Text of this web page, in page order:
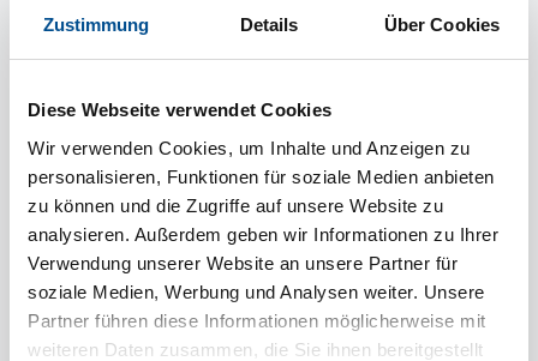
Zustimmung Details Über Cookies
Diese Webseite verwendet Cookies
Wir verwenden Cookies, um Inhalte und Anzeigen zu
personalisieren, Funktionen für soziale Medien anbieten
zu können und die Zugriffe auf unsere Website zu
analysieren. Außerdem geben wir Informationen zu Ihrer
Verwendung unserer Website an unsere Partner für
soziale Medien, Werbung und Analysen weiter. Unsere
Partner führen diese Informationen möglicherweise mit
weiteren Daten zusammen, die Sie ihnen bereitgestellt
Raumaufteilung